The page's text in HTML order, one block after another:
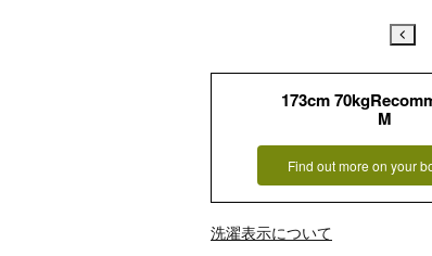
173cm
M
Find out more on your
洗濯表示について